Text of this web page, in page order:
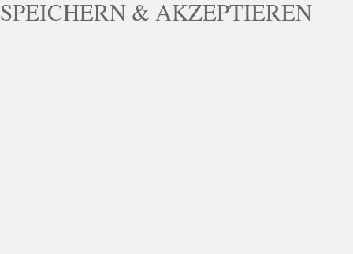
SPEICHERN & AKZEPTIEREN